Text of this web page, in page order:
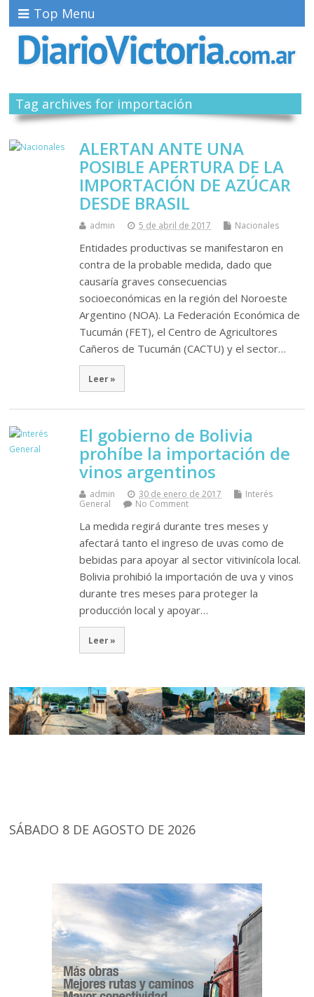
Top Menu
Tag archives for importación
ALERTAN ANTE UNA
POSIBLE APERTURA DE LA
IMPORTACIÓN DE AZÚCAR
DESDE BRASIL
admin 5 de abril de 2017 Nacionales
Entidades productivas se manifestaron en
contra de la probable medida, dado que
causaría graves consecuencias
socioeconómicas en la región del Noroeste
Argentino (NOA). La Federación Económica de
Tucumán (FET), el Centro de Agricultores
Cañeros de Tucumán (CACTU) y el sector…
Leer »
El gobierno de Bolivia
prohíbe la importación de
vinos argentinos
admin 30 de enero de 2017
Interés
General
No Comment
La medida regirá durante tres meses y
afectará tanto el ingreso de uvas como de
bebidas para apoyar al sector vitivinícola local.
Bolivia prohibió la importación de uva y vinos
durante tres meses para proteger la
producción local y apoyar…
Leer »
SÁBADO 8 DE AGOSTO DE 2026